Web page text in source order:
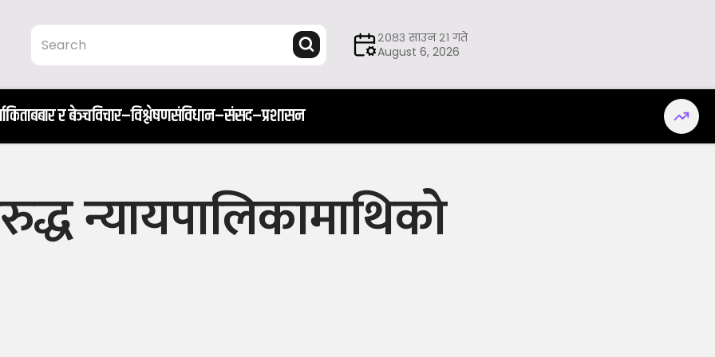
२०८३ साउन २१ गते
August 6, 2026
किताबबार र बेञ्चविचार–विश्लेषणसंविधान–संसद–प्रशासन
न्यायपालिकामाथिको